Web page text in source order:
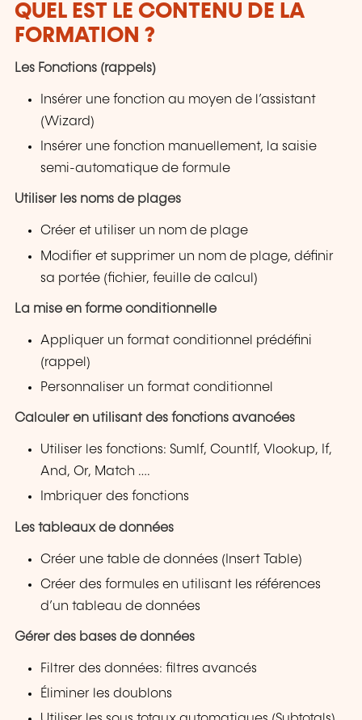
QUEL EST LE CONTENU DE LA
FORMATION ?
Les Fonctions (rappels)
Insérer une fonction au moyen de l’assistant
(Wizard)
Insérer une fonction manuellement, la saisie
semi-automatique de formule
Utiliser les noms de plages
Créer et utiliser un nom de plage
Modifier et supprimer un nom de plage, définir
sa portée (fichier, feuille de calcul)
La mise en forme conditionnelle
Appliquer un format conditionnel prédéfini
(rappel)
Personnaliser un format conditionnel
Calculer en utilisant des fonctions avancées
Utiliser les fonctions: SumIf, CountIf, Vlookup, If,
And, Or, Match ….
Imbriquer des fonctions
Les tableaux de données
Créer une table de données (Insert Table)
Créer des formules en utilisant les références
d’un tableau de données
Gérer des bases de données
Filtrer des données: filtres avancés
Éliminer les doublons